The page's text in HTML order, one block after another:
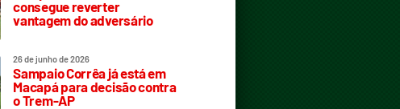
consegue reverter
vantagem do adversário
26 de junho de 2026
Sampaio Corrêa já está em
Macapá para decisão contra
o Trem-AP